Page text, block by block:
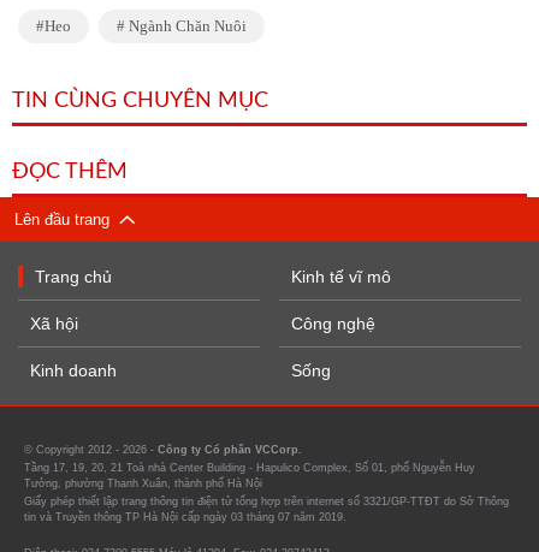
Heo Ngành Chăn Nuôi
TIN CÙNG CHUYÊN MỤC
ĐỌC THÊM
Lên đầu trang
Trang chủ
Xã hội
Kinh doanh
Kinh tế vĩ mô
Công nghệ
Sống
© Copyright 2012 - 2026 - Công ty Cổ phần VCCorp.
Tầng 17, 19, 20, 21 Toà nhà Center Building - Hapulico Complex, Số 01, phố Nguyễn Huy
Tưởng, phường Thanh Xuân, thành phố Hà Nội
Giấy phép thiết lập trang thông tin điện tử tổng hợp trên internet số 3321/GP-TTĐT do Sở Thông
tin và Truyền thông TP Hà Nội cấp ngày 03 tháng 07 năm 2019.